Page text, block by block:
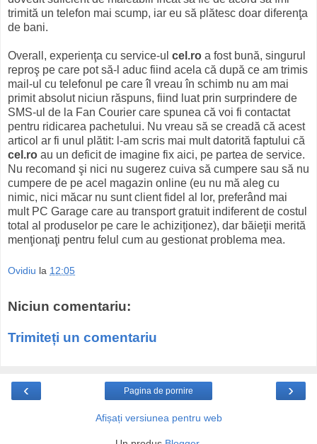
trimită un telefon mai scump, iar eu să plătesc doar diferenţa
de bani.
Overall, experienţa cu service-ul cel.ro a fost bună, singurul
reproş pe care pot să-l aduc fiind acela că după ce am trimis
mail-ul cu telefonul pe care îl vreau în schimb nu am mai
primit absolut niciun răspuns, fiind luat prin surprindere de
SMS-ul de la Fan Courier care spunea că voi fi contactat
pentru ridicarea pachetului. Nu vreau să se creadă că acest
articol ar fi unul plătit: l-am scris mai mult datorită faptului că
cel.ro au un deficit de imagine fix aici, pe partea de service.
Nu recomand şi nici nu sugerez cuiva să cumpere sau să nu
cumpere de pe acel magazin online (eu nu mă aleg cu
nimic, nici măcar nu sunt client fidel al lor, preferând mai
mult PC Garage care au transport gratuit indiferent de costul
total al produselor pe care le achiziţionez), dar băieţii merită
menţionaţi pentru felul cum au gestionat problema mea.
Ovidiu la 12:05
Niciun comentariu:
Trimiteți un comentariu
‹ ›
Pagina de pornire
Afișați versiunea pentru web